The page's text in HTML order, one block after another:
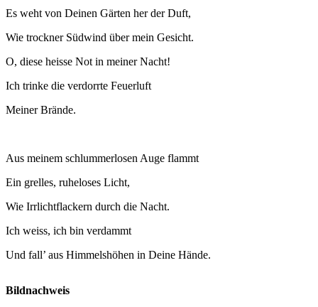
Es weht von Deinen Gärten her der Duft,
Wie trockner Südwind über mein Gesicht.
O, diese heisse Not in meiner Nacht!
Ich trinke die verdorrte Feuerluft
Meiner Brände.
Aus meinem schlummerlosen Auge flammt
Ein grelles, ruheloses Licht,
Wie Irrlichtflackern durch die Nacht.
Ich weiss, ich bin verdammt
Und fall’ aus Himmelshöhen in Deine Hände.
Bildnachweis